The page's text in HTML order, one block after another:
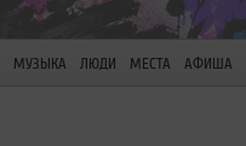
МУЗЫКА ЛЮДИ МЕСТА АФИША